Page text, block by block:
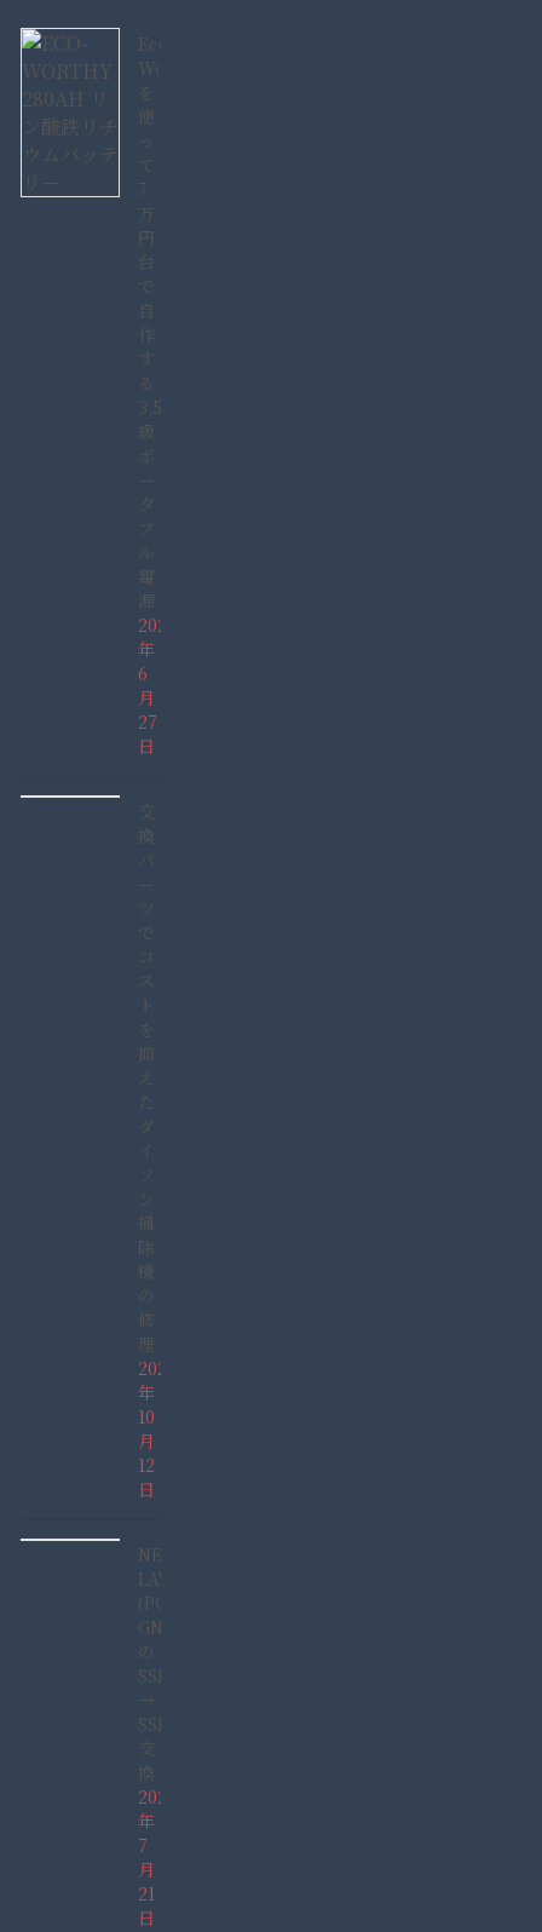
Eco-
Worthy280AH
を
使
っ
て
7
万
円
台
で
自
作
す
る
3,584Wh
級
ポ
ー
タ
ブ
ル
電
源
2026
年
6
月
27
日
交
換
パ
ー
ツ
で
コ
ス
ト
を
抑
え
た
ダ
イ
ソ
ン
掃
除
機
の
修
理
2025
年
10
月
12
日
NEC
LAVIE
(PC-
GN165GDAD)
の
SSHD
→
SSD
交
換
2022
年
7
月
21
日